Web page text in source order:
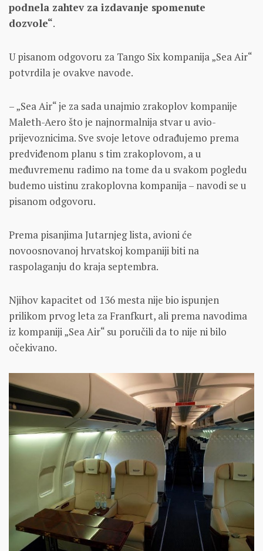
podnela zahtev za izdavanje spomenute
dozvole“.
U pisanom odgovoru za Tango Six kompanija „Sea Air“
potvrdila je ovakve navode.
– „Sea Air“ je za sada unajmio zrakoplov kompanije
Maleth-Aero što je najnormalnija stvar u avio-
prijevoznicima. Sve svoje letove odrađujemo prema
predviđenom planu s tim zrakoplovom, a u
međuvremenu radimo na tome da u svakom pogledu
budemo uistinu zrakoplovna kompanija – navodi se u
pisanom odgovoru.
Prema pisanjima Jutarnjeg lista, avioni će
novoosnovanoj hrvatskoj kompaniji biti na
raspolaganju do kraja septembra.
Njihov kapacitet od 136 mesta nije bio ispunjen
prilikom prvog leta za Franfkurt, ali prema navodima
iz kompaniji „Sea Air“ su poručili da to nije ni bilo
očekivano.